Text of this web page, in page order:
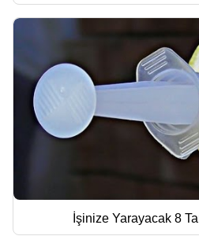
İşinize Yarayacak 8